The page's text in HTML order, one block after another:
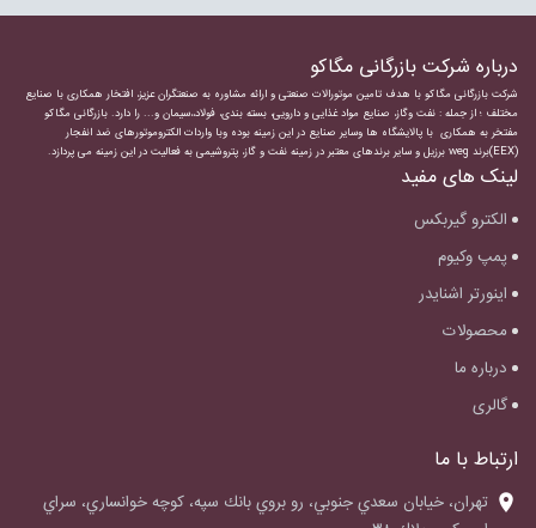
درباره شرکت بازرگانی مگاکو
شرکت بازرگانی مگاکو با هدف تامین موتورالات صنعتی و ارائه مشاوره به صنعتگران عزیز، افتخار همکاری با صنایع
مختلف ؛ از جمله : نفت وگاز، صنایع مواد غذایی و دارویی، بسته بندی، فولاد،،سیمان و... را دارد. بازرگانی مگاکو
مفتخر به همکاری با پالایشگاه ها وسایر صنایع در این زمینه بوده وبا واردات الکتروموتورهای ضد انفجار
(EEX)برند weg برزیل و سایر برندهای معتبر در زمینه نفت و گاز، پتروشیمی به فعالیت در این زمینه می پردازد.
لینک های مفید
الکترو گیربکس
پمپ وکیوم
اینورتر اشنایدر
محصولات
درباره ما
گالری
ارتباط با ما
‌تهران، خيابان سعدي جنوبي، رو بروي بانك سپه، كوچه خوانساري، سراي